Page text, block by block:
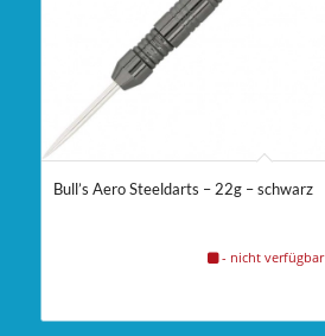
Bull’s Aero Steeldarts – 22g – schwarz
- nicht verfügbar